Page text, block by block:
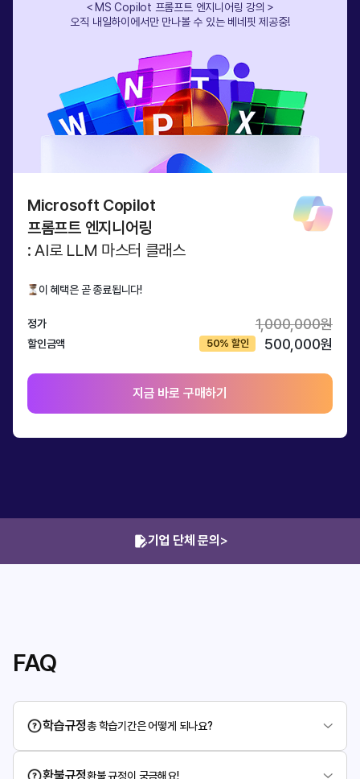
＜MS Copilot 프롬프트 엔지니어링 강의＞
오직 내일하이에서만 만나볼 수 있는 베네핏 제공중!
Microsoft Copilot
프롬프트 엔지니어링
: AI로 LLM 마스터 클래스
이 혜택은 곧 종료됩니다!
정가 1,000,000원
할인금액 500,000원
지금 바로 구매하기
기업 단체 문의 >
FAQ
학습규정총 학습기간은 어떻게 되나요?
환불규정환불 규정이 궁금해요!